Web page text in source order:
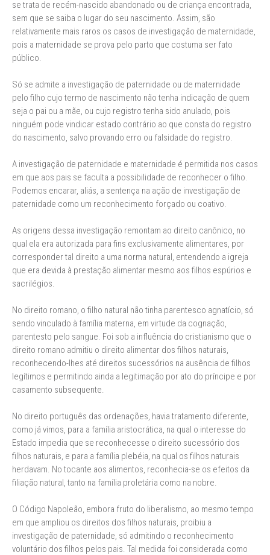
se trata de recém-nascido abandonado ou de criança encontrada,
sem que se saiba o lugar do seu nascimento. Assim, são
relativamente mais raros os casos de investigação de maternidade,
pois a maternidade se prova pelo parto que costuma ser fato
público.
Só se admite a investigação de paternidade ou de maternidade
pelo filho cujo termo de nascimento não tenha indicação de quem
seja o pai ou a mãe, ou cujo registro tenha sido anulado, pois
ninguém pode vindicar estado contrário ao que consta do registro
do nascimento, salvo provando erro ou falsidade do registro.
A investigação de paternidade e maternidade é permitida nos casos
em que aos pais se faculta a possibilidade de reconhecer o filho.
Podemos encarar, aliás, a sentença na ação de investigação de
paternidade como um reconhecimento forçado ou coativo.
As origens dessa investigação remontam ao direito canônico, no
qual ela era autorizada para fins exclusivamente alimentares, por
corresponder tal direito a uma norma natural, entendendo a igreja
que era devida à prestação alimentar mesmo aos filhos espúrios e
sacrilégios.
No direito romano, o filho natural não tinha parentesco agnatício, só
sendo vinculado à família materna, em virtude da cognação,
parentesto pelo sangue. Foi sob a influência do cristianismo que o
direito romano admitiu o direito alimentar dos filhos naturais,
reconhecendo-lhes até direitos sucessórios na ausência de filhos
legítimos e permitindo ainda a legitimação por ato do príncipe e por
casamento subsequente.
No direito português das ordenações, havia tratamento diferente,
como já vimos, para a família aristocrática, na qual o interesse do
Estado impedia que se reconhecesse o direito sucessório dos
filhos naturais, e para a família plebéia, na qual os filhos naturais
herdavam. No tocante aos alimentos, reconhecia-se os efeitos da
filiação natural, tanto na família proletária como na nobre.
O Código Napoleão, embora fruto do liberalismo, ao mesmo tempo
em que ampliou os direitos dos filhos naturais, proibiu a
investigação de paternidade, só admitindo o reconhecimento
voluntário dos filhos pelos pais. Tal medida foi considerada como